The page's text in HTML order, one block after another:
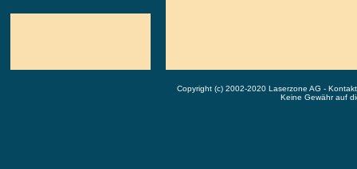
Copyright (c) 2002-2020 Laserzone AG -
Keine Gewähr auf